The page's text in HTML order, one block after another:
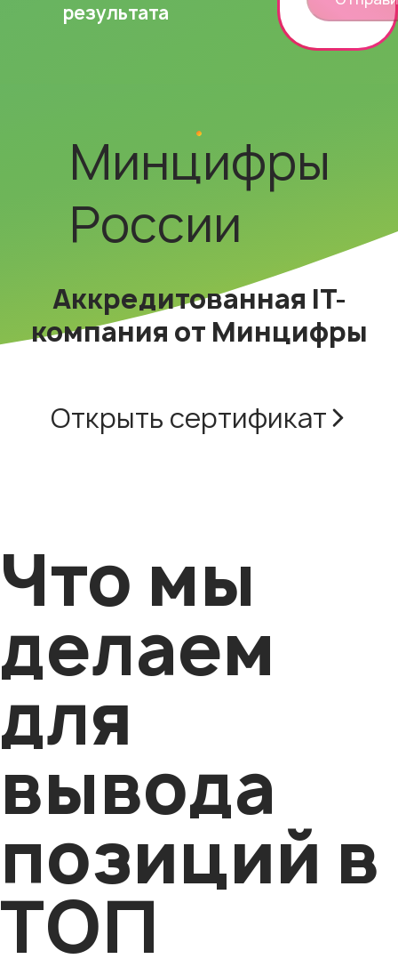
результата
Минцифры
России
Аккредитованная IT-
компания от Минцифры
Открыть сертификат
Что мы
делаем
для
вывода
позиций в
ТОП